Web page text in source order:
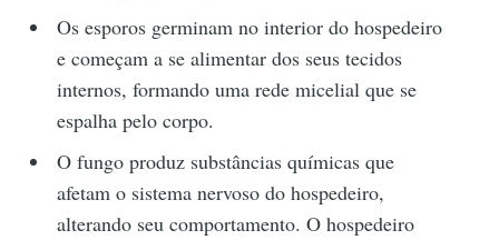
Os esporos germinam no interior do hospedeiro
e começam a se alimentar dos seus tecidos
internos, formando uma rede micelial que se
espalha pelo corpo.
O fungo produz substâncias químicas que
afetam o sistema nervoso do hospedeiro,
alterando seu comportamento. O hospedeiro